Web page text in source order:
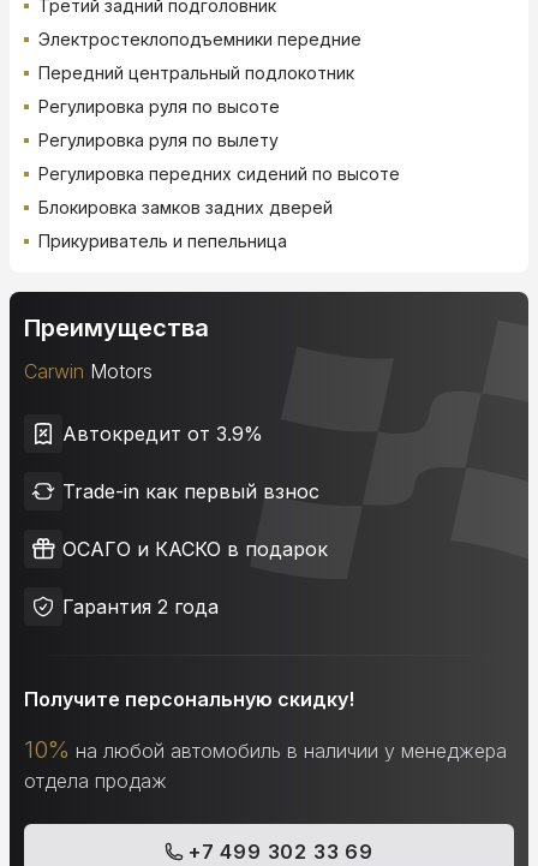
Третий задний подголовник
Электростеклоподъемники передние
Передний центральный подлокотник
Регулировка руля по высоте
Регулировка руля по вылету
Регулировка передних сидений по высоте
Блокировка замков задних дверей
Прикуриватель и пепельница
Преимущества
Carwin Motors
Автокредит от 3.9%
Trade-in как первый взнос
ОСАГО и КАСКО в подарок
Гарантия 2 года
Получите персональную скидку!
10% на любой автомобиль в наличии у менеджера
отдела продаж
+7 499 302 33 69